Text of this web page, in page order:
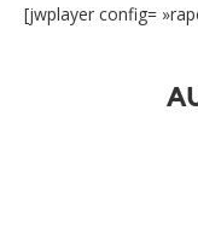
[jwplayer config=